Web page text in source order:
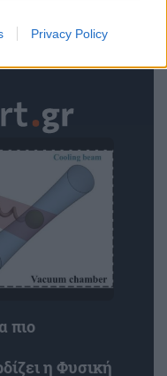
Privacy Policy
και
πιο
η Φυσική